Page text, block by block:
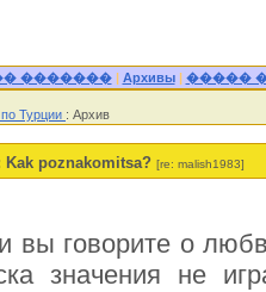
�������| Архивы| �����
Турции : Архив
Kak poznakomitsa? [re: malish1983]
вы говорите о
значения не